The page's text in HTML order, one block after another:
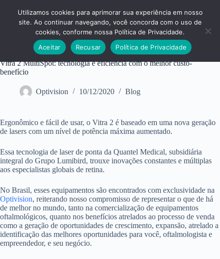
Vitra 2 MultiSpot: tecnologia e eficiência com o melhor custo-
benefício
Optivision 10/12/2020 Blog
Ergonômico e fácil de usar, o Vitra 2 é baseado em uma nova geração
de lasers com um nível de potência máxima aumentado.
Essa tecnologia de laser de ponta da Quantel Medical, subsidiária
integral do Grupo Lumibird, trouxe inovações constantes e múltiplas
aos especialistas globais de retina.
No Brasil, esses equipamentos são encontrados com exclusividade na
Optivision, reiterando nosso compromisso de representar o que de há
de melhor no mundo, tanto na comercialização de equipamentos
oftalmológicos, quanto nos benefícios atrelados ao processo de venda
como a geração de oportunidades de crescimento, expansão, atrelado a
identificação das melhores oportunidades para você, oftalmologista e
empreendedor, e seu negócio.
Utilizamos cookies para aprimorar sua experiência em nosso
site. Ao continuar navegando, você concorda com o uso de
cookies, conforme nossa Política de Privacidade.
Aceitar
Recusar Política de Privacidade